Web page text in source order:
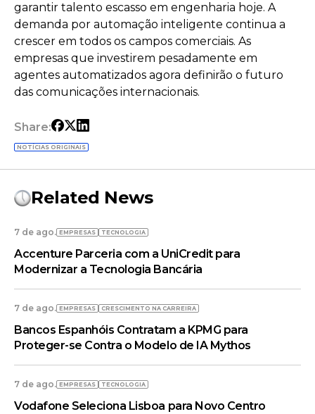
garantir talento escasso em engenharia hoje. A
demanda por automação inteligente continua a
crescer em todos os campos comerciais. As
empresas que investirem pesadamente em
agentes automatizados agora definirão o futuro
das comunicações internacionais.
Share:
NOTÍCIAS ORIGINAIS
Related News
7 de ago. EMPRESAS TECNOLOGIA
Accenture Parceria com a UniCredit para
Modernizar a Tecnologia Bancária
7 de ago. EMPRESAS CRESCIMENTO NA CARREIRA
Bancos Espanhóis Contratam a KPMG para
Proteger-se Contra o Modelo de IA Mythos
7 de ago. EMPRESAS TECNOLOGIA
Vodafone Seleciona Lisboa para Novo Centro